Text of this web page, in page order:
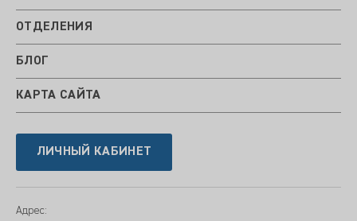
ОТДЕЛЕНИЯ
БЛОГ
КАРТА САЙТА
ЛИЧНЫЙ КАБИНЕТ
Адрес: